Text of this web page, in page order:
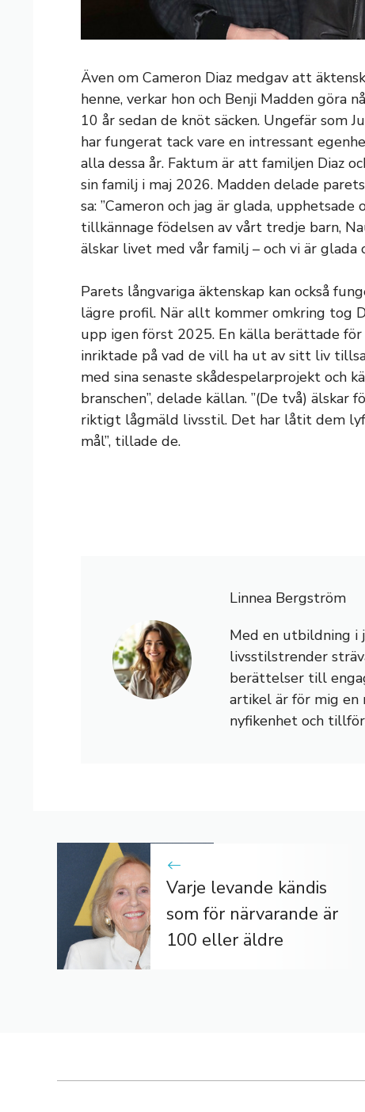
Även om Cameron Diaz medgav att
henne, verkar hon och Benji Madden
10 år sedan de knöt säcken. Ungefär som
har fungerat tack vare en intressant
alla dessa år. Faktum är att familjen Diaz
sin familj i maj 2026. Madden delade
sa: ”Cameron och jag är glada, upphetsade
tillkännage födelsen av vårt tredje barn,
älskar livet med vår familj – och vi är glada
Parets långvariga äktenskap kan också
lägre profil. När allt kommer omkring tog
upp igen först 2025. En källa berättade
inriktade på vad de vill ha ut av sitt liv
med sina senaste skådespelarprojekt och
branschen”, delade källan. ”(De två)
riktigt lågmäld livsstil. Det har låtit dem
mål”, tillade de.
Linnea Bergström
Med en utbildning i
livsstilstrender
berättelser till
artikel är för mig en
nyfikenhet och
Varje levande kändis
som för närvarande är
100 eller äldre